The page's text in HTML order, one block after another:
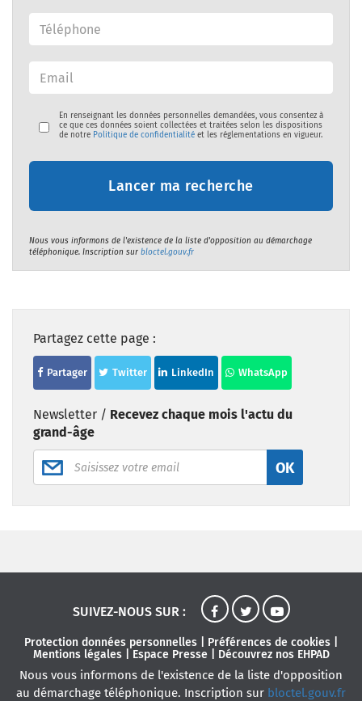
En renseignant les données personnelles demandées, vous consentez à
ce que ces données soient collectées et traitées selon les dispositions
de notre Politique de confidentialité et les réglementations en vigueur.
Lancer ma recherche
Nous vous informons de l'existence de la liste d'opposition au démarchage
téléphonique. Inscription sur bloctel.gouv.fr
Partagez cette page :
Partager Twitter LinkedIn WhatsApp
Newsletter / Recevez chaque mois l'actu du
grand-âge
OK
SUIVEZ-NOUS SUR :
Protection données personnelles Préférences de cookies
Mentions légales| Espace Presse| Découvrez nos EHPAD
Nous vous informons de l'existence de la liste d'opposition
au démarchage téléphonique. Inscription sur bloctel.gouv.fr